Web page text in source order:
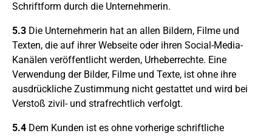
Schriftform durch die Unternehmerin.
5.3 Die Unternehmerin hat an allen Bildern, Filme und
Texten, die auf ihrer Webseite oder ihren Social-Media-
Kanälen veröffentlicht werden, Urheberrechte. Eine
Verwendung der Bilder, Filme und Texte, ist ohne ihre
ausdrückliche Zustimmung nicht gestattet und wird bei
Verstoß zivil- und strafrechtlich verfolgt.
5.4 Dem Kunden ist es ohne vorherige schriftliche